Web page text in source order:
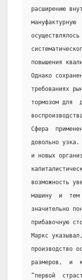
расширению
повышения
Однако
требованиях
тормозом для
Сфера
довольно
и новых
возможность
машину  и  тем
значительно
прибавочную
Маркс
производство
размеров,  и
“первой